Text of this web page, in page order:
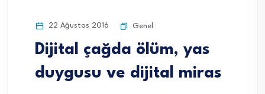
22 Ağustos 2016 Genel
Dijital çağda ölüm, yas
duygusu ve dijital miras